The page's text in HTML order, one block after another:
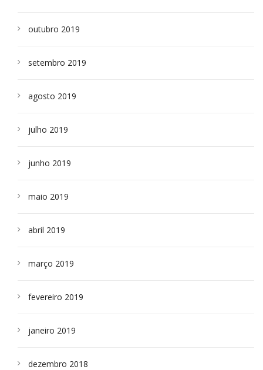
outubro 2019
setembro 2019
agosto 2019
julho 2019
junho 2019
maio 2019
abril 2019
março 2019
fevereiro 2019
janeiro 2019
dezembro 2018